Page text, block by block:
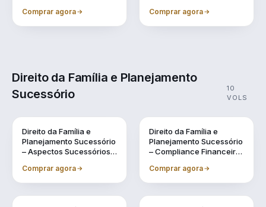
Comprar agora Comprar agora
Direito da Família e Planejamento
Sucessório
10
VOLS
Direito da Família e
Planejamento Sucessório
– Aspectos Sucessórios
Comprar agora
Direito da Família e
Planejamento Sucessório
– Compliance Financeiro
Familiar
Comprar agora